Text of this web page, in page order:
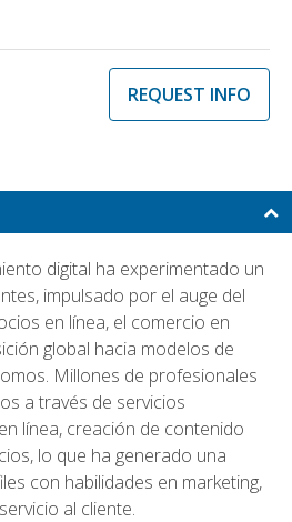
REQUEST INFO
digital ha experimentado un
impulsado por el auge del
en línea, el comercio en
global hacia modelos de
Millones de profesionales
a través de servicios
línea, creación de contenido
lo que ha generado una
con habilidades en marketing,
al cliente.